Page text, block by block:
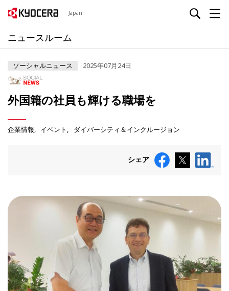
Japan
ニュースルーム
ソーシャルニュース 2025年07月24日
外国籍の社員も輝ける職場を
企業情報 イベント ダイバーシティ＆インクルージョン
シェア